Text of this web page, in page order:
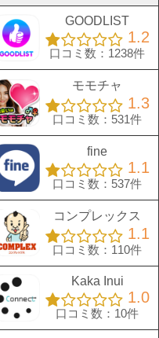
GOODLIST
1.2
口コミ数：1238件
モモチャ
1.3
口コミ数：531件
fine
1.1
口コミ数：537件
コンプレックス
1.1
口コミ数：110件
Kaka Inui
1.0
口コミ数：10件